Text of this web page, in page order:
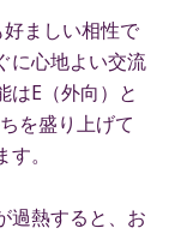
好ましい相性で
に心地よい交流
はE（外向）と
を盛り上げて
。
過熱すると、お